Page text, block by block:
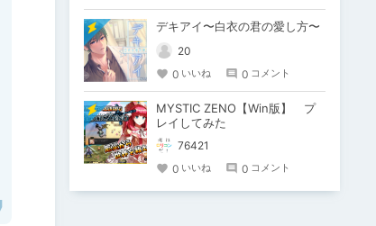
デキアイ〜白衣の君の愛し方〜
20
0 いいね 0 コメント
MYSTIC ZENO【Win版】 プ
レイしてみた
76421
0 いいね 0 コメント